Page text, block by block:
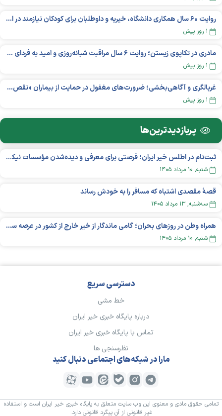
روایت ۶۰ سال همکاری دانشگاه، خیریه و داوطلبان برای کودکان نیازمند در استرالیا
۱ روز پیش
مادری در تکاپوی زیستن؛ روایت ۶ سال مراقبت شبانه‌روزی و امید به فردای «نورا»
۱ روز پیش
غربالگری و آگاهی‌بخشی؛ ضرورت‌های مغفول در حمایت از بیماران «نقص ایمنی اولیه»
۱ روز پیش
پربازدید‌ترین‌ها
ثبت‌نام در اطلس خیر ایران؛ فرصتی برای معرفی و دیده‌شدن مؤسسات نیکوکاری
شنبه, ۱۰ مرداد ۱۴۰۵
قصهٔ مقصدی اشتباه که مسافر را به خودش رساند
سه‌شنبه, ۱۳ مرداد ۱۴۰۵
همراه وطن در روزهای بحران؛ گامی ماندگار از خیر خارج از کشور در عرصه سلامت
شنبه, ۱۰ مرداد ۱۴۰۵
دسترسی سریع
خط مشی
درباره پایگاه خبری خیر ایران
تماس با پایگاه خبری خیر ایران
نظرسنجی ها
مارا در شبکه‌های اجتماعی دنبال کنید
تمامی حقوق مادی و معنوی این وب سایت متعلق به پایگاه خبری خیر ایران است و استفاده
غیر قانونی از آن پیگرد قانونی دارد.